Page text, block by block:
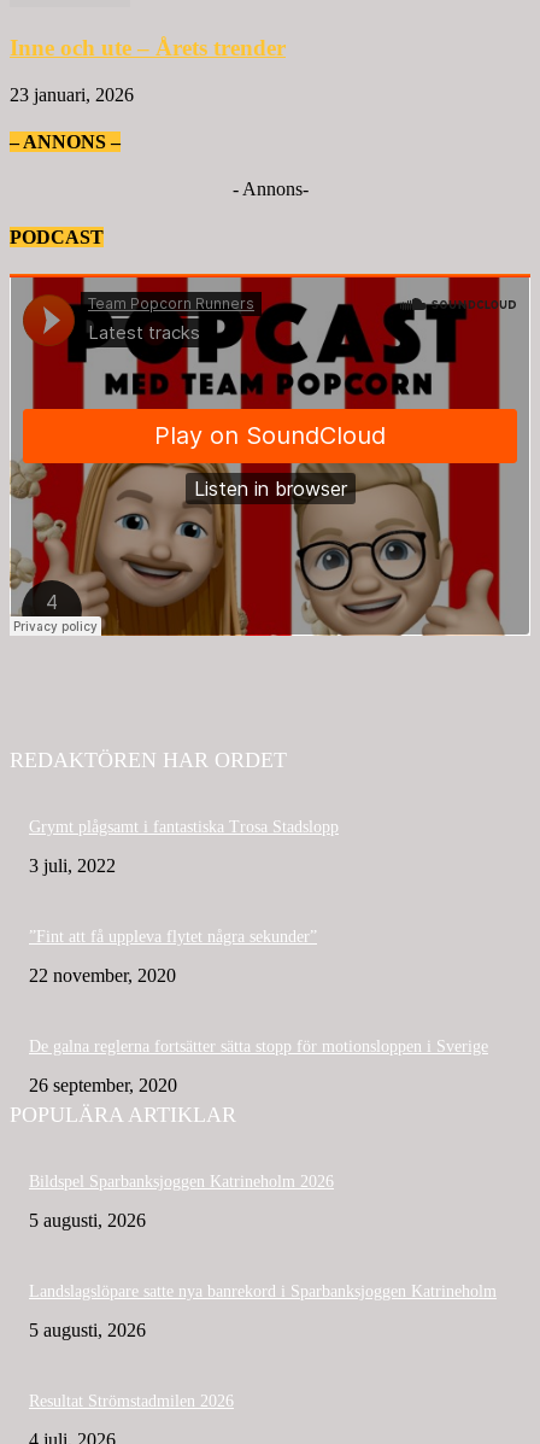
Inne och ute – Årets trender
23 januari, 2026
– ANNONS –
- Annons-
PODCAST
REDAKTÖREN HAR ORDET
Grymt plågsamt i fantastiska Trosa Stadslopp
3 juli, 2022
”Fint att få uppleva flytet några sekunder”
22 november, 2020
De galna reglerna fortsätter sätta stopp för motionsloppen i Sverige
26 september, 2020
POPULÄRA ARTIKLAR
Bildspel Sparbanksjoggen Katrineholm 2026
5 augusti, 2026
Landslagslöpare satte nya banrekord i Sparbanksjoggen Katrineholm
5 augusti, 2026
Resultat Strömstadmilen 2026
4 juli, 2026